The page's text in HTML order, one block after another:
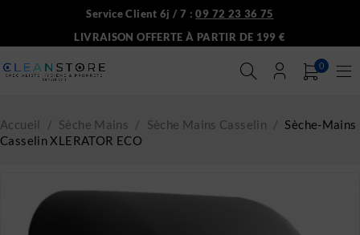
Service Client 6j / 7 :09 72 23 36 75
LIVRAISON OFFERTE À PARTIR DE 199 €
0
Accueil / Sèche Mains / Sèche Mains Casselin / Sèche-Mains
Casselin XLERATOR ECO